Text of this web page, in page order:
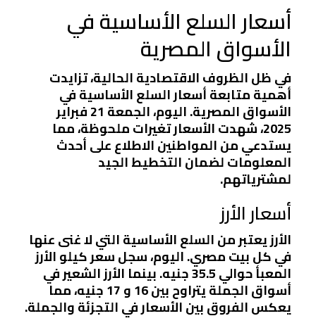
أسعار السلع الأساسية في
الأسواق المصرية
في ظل الظروف الاقتصادية الحالية، تزايدت
أهمية متابعة أسعار السلع الأساسية في
الأسواق المصرية. اليوم، الجمعة 21 فبراير
2025، شهدت الأسعار تغيرات ملحوظة، مما
يستدعي من المواطنين الاطلاع على أحدث
المعلومات لضمان التخطيط الجيد
لمشترياتهم.
أسعار الأرز
الأرز يعتبر من السلع الأساسية التي لا غنى عنها
في كل بيت مصري. اليوم، سجل سعر كيلو الأرز
المعبأ حوالي 35.5 جنيه. بينما الأرز الشعير في
أسواق الجملة يتراوح بين 16 و 17 جنيه، مما
يعكس الفروق بين الأسعار في التجزئة والجملة.